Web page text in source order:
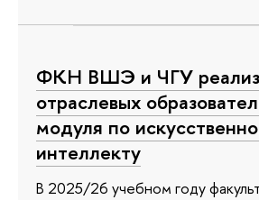
ФКН ВШЭ и ЧГУ
отраслевых
модуля по
интеллекту
В 2025/26 учебном году